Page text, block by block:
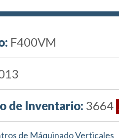
F400VM
de Inventario: 3664
de Máquinado Verticales